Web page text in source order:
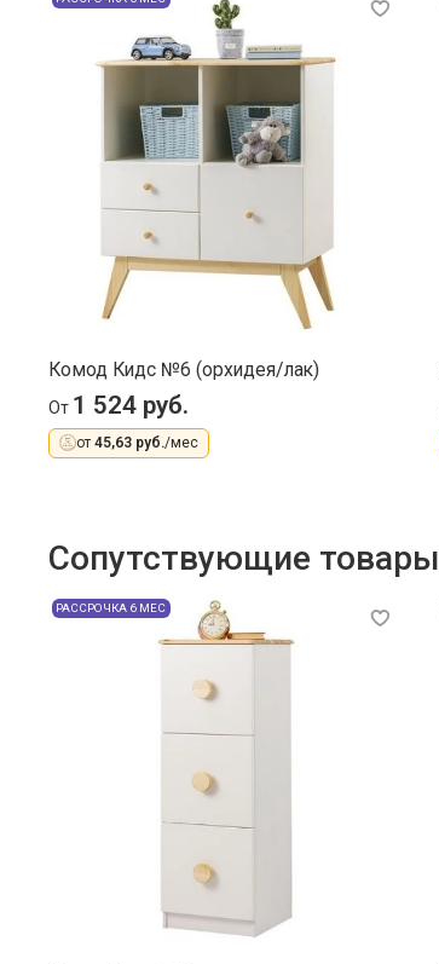
Комод Кидс №6 (орхидея/лак)
От 1 524 руб.
от 45,63 руб./мес
Сопутствующие товары
РАССРОЧКА 6 МЕС